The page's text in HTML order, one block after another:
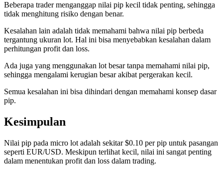
Beberapa trader menganggap nilai pip kecil tidak penting, sehingga
tidak menghitung risiko dengan benar.
Kesalahan lain adalah tidak memahami bahwa nilai pip berbeda
tergantung ukuran lot. Hal ini bisa menyebabkan kesalahan dalam
perhitungan profit dan loss.
Ada juga yang menggunakan lot besar tanpa memahami nilai pip,
sehingga mengalami kerugian besar akibat pergerakan kecil.
Semua kesalahan ini bisa dihindari dengan memahami konsep dasar
pip.
Kesimpulan
Nilai pip pada micro lot adalah sekitar $0.10 per pip untuk pasangan
seperti EUR/USD. Meskipun terlihat kecil, nilai ini sangat penting
dalam menentukan profit dan loss dalam trading.